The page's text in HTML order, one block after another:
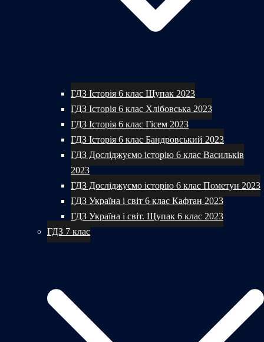
ГДЗ Історія 6 клас Щупак 2023
ГДЗ Історія 6 клас Хлібовська 2023
ГДЗ Історія 6 клас Гісем 2023
ГДЗ Історія 6 клас Бандровський 2023
ГДЗ Досліджуємо історію 6 клас Васильків
2023
ГДЗ Досліджуємо історію 6 клас Пометун 2023
ГДЗ Україна і світ 6 клас Кафтан 2023
ГДЗ Україна і світ. Щупак 6 клас 2023
ГДЗ 7 клас